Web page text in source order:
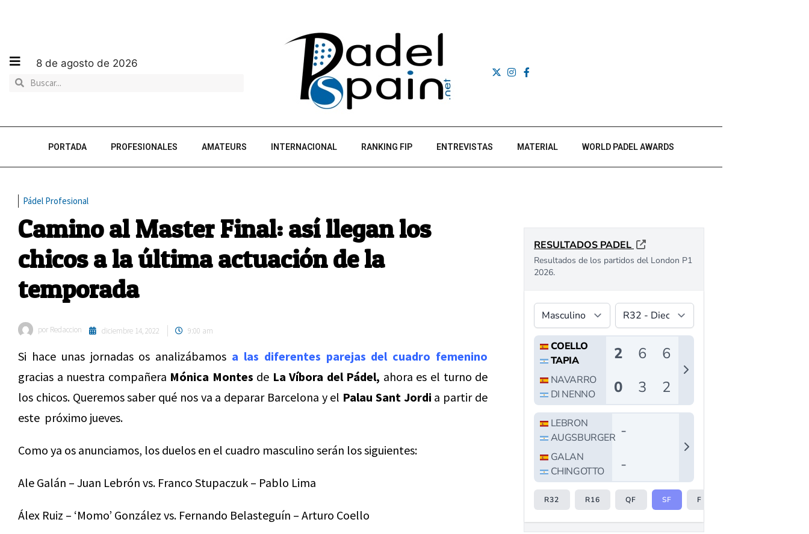
8 de agosto de 2026
PORTADA PROFESIONALES AMATEURS INTERNACIONAL RANKING FIP ENTREVISTAS MATERIAL WORLD PADEL AWARDS
Pádel Profesional
Camino al Master Final: así llegan los
chicos a la última actuación de la
temporada
por Redaccion diciembre 14, 2022 9:00 am
Si hace unas jornadas os analizábamos a las diferentes parejas del cuadro femenino
gracias a nuestra compañera Mónica Montes de La Víbora del Pádel, ahora es el turno de
los chicos. Queremos saber qué nos va a deparar Barcelona y el Palau Sant Jordi a partir de
este próximo jueves.
Como ya os anunciamos, los duelos en el cuadro masculino serán los siguientes:
Ale Galán – Juan Lebrón vs. Franco Stupaczuk – Pablo Lima
Álex Ruiz – ‘Momo’ González vs. Fernando Belasteguín – Arturo Coello